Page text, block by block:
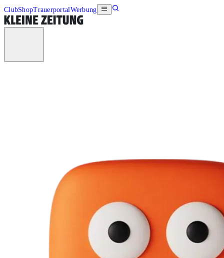
ClubShopTrauerportalWerbung